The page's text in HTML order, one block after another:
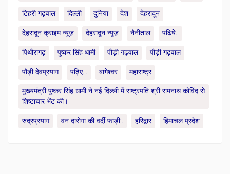
टिहरी गढ़वाल दिल्ली दुनिया देश देहरादून
देहरादून क्राइम न्यूज़ देहरादून न्यूज़ नैनीताल पढिये..
पिथौरागढ़ पुष्कर सिंह धामी पौड़ी गढ़वाल पौड़ी गढ़वाल
पौड़ी देवप्रयाग पढ़िए... बागेश्वर महाराष्ट्र
मुख्यमंत्री पुष्कर सिंह धामी ने नई दिल्ली में राष्ट्रपति श्री रामनाथ कोविंद से
शिष्टाचार भेंट की।
रुद्रप्रयाग वन दारोगा की वर्दी फाड़ी.. हरिद्वार हिमाचल प्रदेश